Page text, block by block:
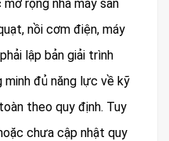
rộng nhà máy sản
nồi cơm điện, máy
lập bản giải trình
đủ năng lực về kỹ
theo quy định. Tuy
chưa cập nhật quy